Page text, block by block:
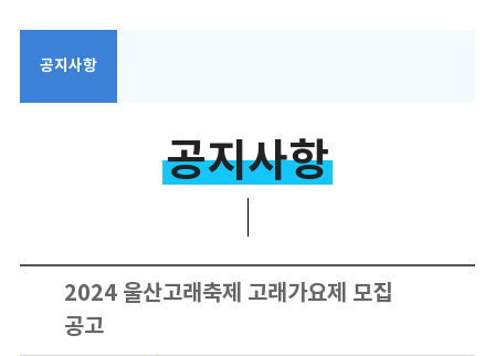
공지사항
공지사항
2024 울산고래축제 고래가요제 모집
공고